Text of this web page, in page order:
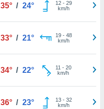
35° / 24° 12- 29
km/h
33° / 21° 19- 48
km/h
34° / 22° 11 - 20
km/h
36° / 23° 13- 32
km/h